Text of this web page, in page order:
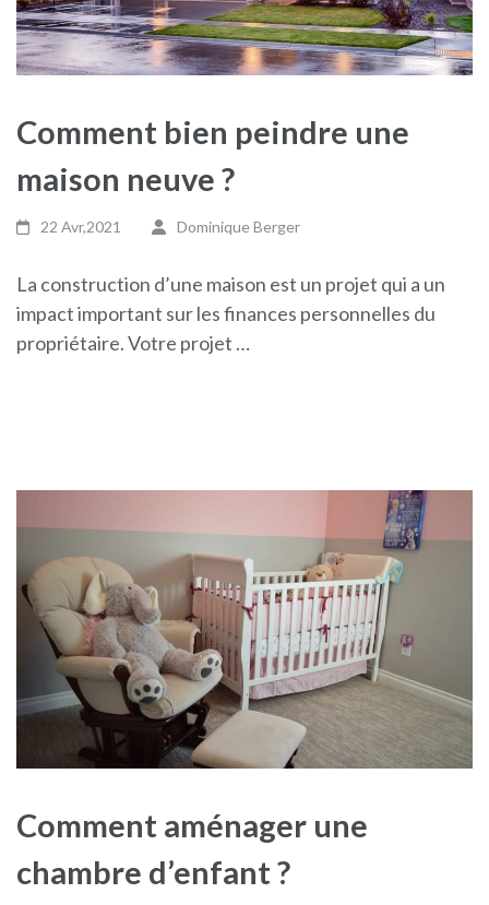
Comment bien peindre une
maison neuve ?
22 Avr,2021 Dominique Berger
La construction d’une maison est un projet qui a un
impact important sur les finances personnelles du
propriétaire. Votre projet …
Comment aménager une
chambre d’enfant ?